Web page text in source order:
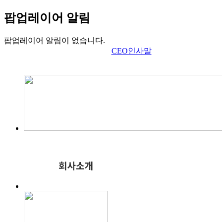
팝업레이어 알림
팝업레이어 알림이 없습니다.
CEO인사말